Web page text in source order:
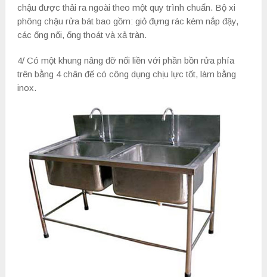
chậu được thải ra ngoài theo một quy trình chuẩn. Bộ xi
phông chậu rửa bát bao gồm: giỏ đựng rác kèm nắp đậy,
các ống nối, ống thoát và xả tràn.
4/ Có một khung nâng đỡ nối liền với phần bồn rửa phía
trên bằng 4 chân đế có công dụng chịu lực tốt, làm bằng
inox.